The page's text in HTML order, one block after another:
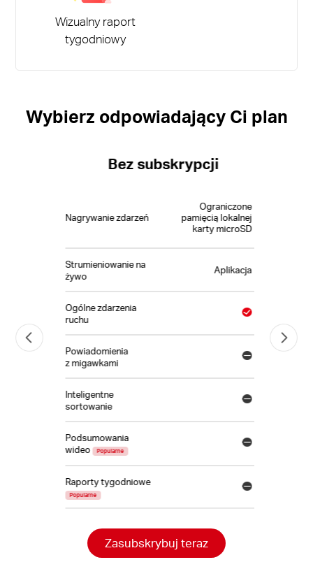
Wizualny raport
tygodniowy
Wybierz odpowiadający Ci plan
Bez subskrypcji
Nagrywanie zdarzeń
Ograniczone
pamięcią lokalnej
karty microSD
Strumieniowanie na
żywo
Aplikacja
Ogólne zdarzenia
ruchu
Powiadomienia
z migawkami
Inteligentne
sortowanie
Podsumowania
wideo
Popularne
Raporty tygodniowe
Popularne
Zasubskrybuj teraz